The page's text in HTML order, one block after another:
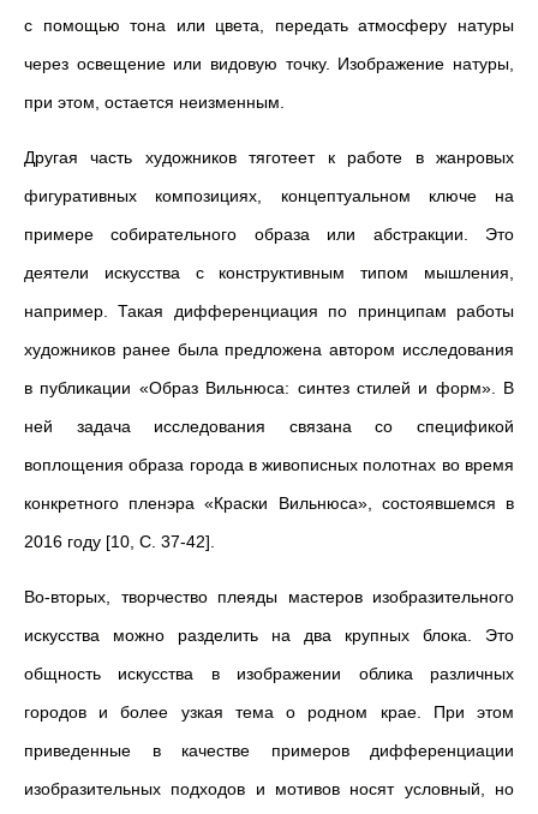
с помощью тона или цвета, передать атмосферу натуры
через освещение или видовую точку. Изображение натуры,
при этом, остается неизменным.
Другая часть художников тяготеет к работе в жанровых
фигуративных композициях, концептуальном ключе на
примере собирательного образа или абстракции. Это
деятели искусства с конструктивным типом мышления,
например. Такая дифференциация по принципам работы
художников ранее была предложена автором исследования
в публикации «Образ Вильнюса: синтез стилей и форм». В
ней задача исследования связана со спецификой
воплощения образа города в живописных полотнах во время
конкретного пленэра «Краски Вильнюса», состоявшемся в
2016 году [10, С. 37-42].
Во-вторых, творчество плеяды мастеров изобразительного
искусства можно разделить на два крупных блока. Это
общность искусства в изображении облика различных
городов и более узкая тема о родном крае. При этом
приведенные в качестве примеров дифференциации
изобразительных подходов и мотивов носят условный, но